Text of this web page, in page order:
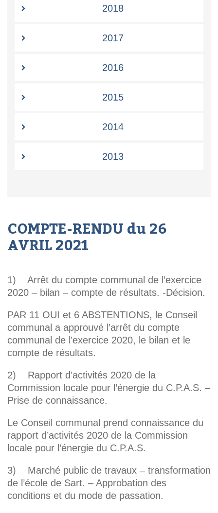
2018
2017
2016
2015
2014
2013
COMPTE-RENDU du 26
AVRIL 2021
1) Arrêt du compte communal de l’exercice
2020 – bilan – compte de résultats. -Décision.
PAR 11 OUI et 6 ABSTENTIONS, le Conseil
communal a approuvé l’arrêt du compte
communal de l’exercice 2020, le bilan et le
compte de résultats.
2) Rapport d’activités 2020 de la
Commission locale pour l’énergie du C.P.A.S. –
Prise de connaissance.
Le Conseil communal prend connaissance du
rapport d’activités 2020 de la Commission
locale pour l’énergie du C.P.A.S.
3) Marché public de travaux – transformation
de l’école de Sart. – Approbation des
conditions et du mode de passation.